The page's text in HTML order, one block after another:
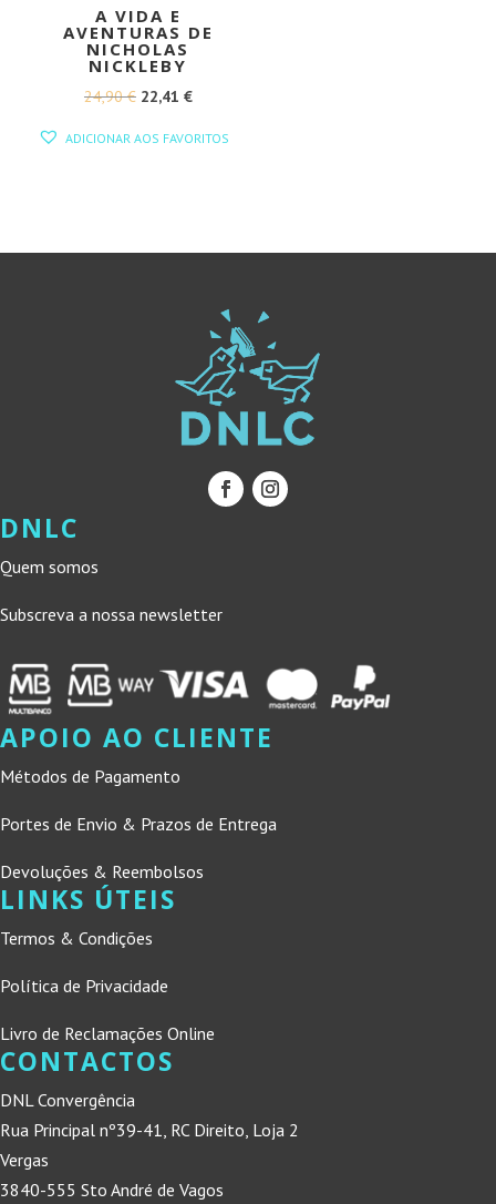
A VIDA E
AVENTURAS DE
NICHOLAS
NICKLEBY
24,90€ O
22,41 €O
ADICIONAR AOS FAVORITOS
DNLC
Quem somos
Subscreva a nossa newsletter
APOIO AO CLIENTE
Métodos de Pagamento
Portes de Envio & Prazos de Entrega
Devoluções & Reembolsos
LINKS ÚTEIS
Termos & Condições
Política de Privacidade
Livro de Reclamações Online
CONTACTOS
DNL Convergência
Rua Principal nº39-41, RC Direito, Loja 2
Vergas
3840-555 Sto André de Vagos